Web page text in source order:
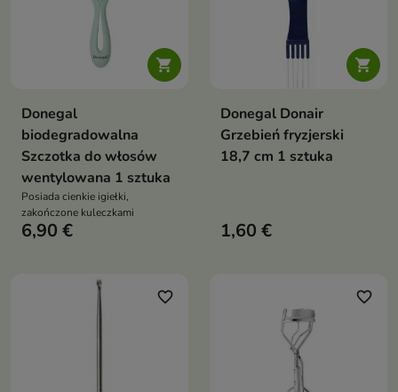

Donegal
biodegradowalna
Szczotka do włosów
wentylowana 1 sztuka
Posiada cienkie igiełki,
zakończone kuleczkami
6,90 €

Donegal Donair
Grzebień fryzjerski
18,7 cm 1 sztuka
1,60 €
favorite_border favorite_border